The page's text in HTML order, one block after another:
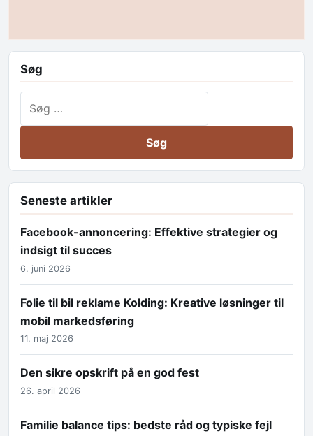
Søg
Seneste artikler
Facebook-annoncering: Effektive strategier og
indsigt til succes
6. juni 2026
Folie til bil reklame Kolding: Kreative løsninger til
mobil markedsføring
11. maj 2026
Den sikre opskrift på en god fest
26. april 2026
Familie balance tips: bedste råd og typiske fejl